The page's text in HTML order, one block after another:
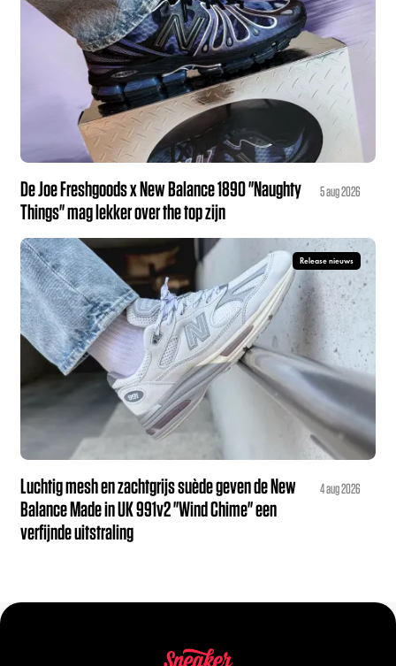
De Joe Freshgoods x New Balance 1890 "Naughty
Things" mag lekker over the top zijn
5 aug 2026
Release nieuws
Luchtig mesh en zachtgrijs suède geven de New
Balance Made in UK 991v2 "Wind Chime" een
verfijnde uitstraling
4 aug 2026